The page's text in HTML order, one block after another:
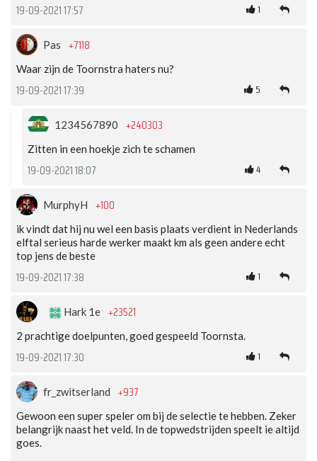
19-09-2021 17:57 1
Pas +7118
Waar zijn de Toornstra haters nu?
19-09-2021 17:39 5
1234567890 +240303
Zitten in een hoekje zich te schamen
19-09-2021 18:07 4
MurphyH +100
ik vindt dat hij nu wel een basis plaats verdient in Nederlands
elftal serieus harde werker maakt km als geen andere echt
top jens de beste
19-09-2021 17:38 1
Hark 1e +23521
2 prachtige doelpunten, goed gespeeld Toornsta.
19-09-2021 17:30 1
fr_zwitserland +937
Gewoon een super speler om bij de selectie te hebben. Zeker
belangrijk naast het veld. In de topwedstrijden speelt ie altijd
goes.